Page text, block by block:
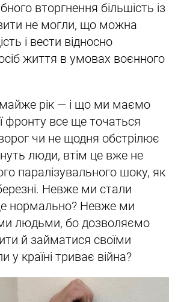
вторгнення більшість із
не могли, що можна
і вести відносно
життя в умовах воєнного
рік — і що ми маємо
фронту все ще точаться
ворог чи не щодня обстрілює
люди, втім це вже не
паралізувального шоку, як
Невже ми стали
нормально? Невже ми
людьми, бо дозволяємо
й займатися своїми
у країні триває війна?